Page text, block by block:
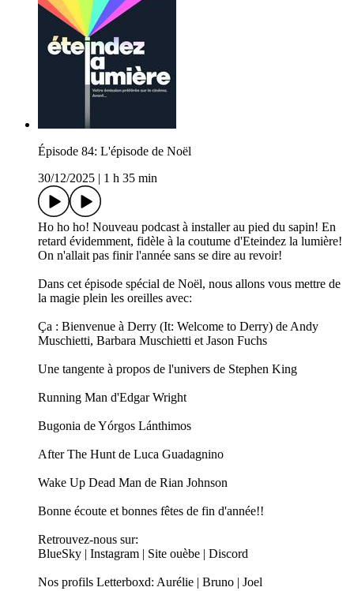
Épisode 84: L'épisode de Noël
30/12/2025
1 h 35 min
Ho ho ho! Nouveau podcast à installer au pied du sapin! En
retard évidemment, fidèle à la coutume d'Eteindez la lumière!
On n'allait pas finir l'année sans se dire au revoir!
Dans cet épisode spécial de Noël, nous allons vous mettre de
la magie plein les oreilles avec:
Ça : Bienvenue à Derry (It: Welcome to Derry) de Andy
Muschietti, Barbara Muschietti et Jason Fuchs
Une tangente à propos de l'univers de Stephen King
Running Man d'Edgar Wright
Bugonia de Yórgos Lánthimos
After The Hunt de Luca Guadagnino
Wake Up Dead Man de Rian Johnson
Bonne écoute et bonnes fêtes de fin d'année!!
Retrouvez-nous sur:
BlueSky | Instagram | Site ouèbe | Discord
Nos profils Letterboxd: Aurélie | Bruno | Joel